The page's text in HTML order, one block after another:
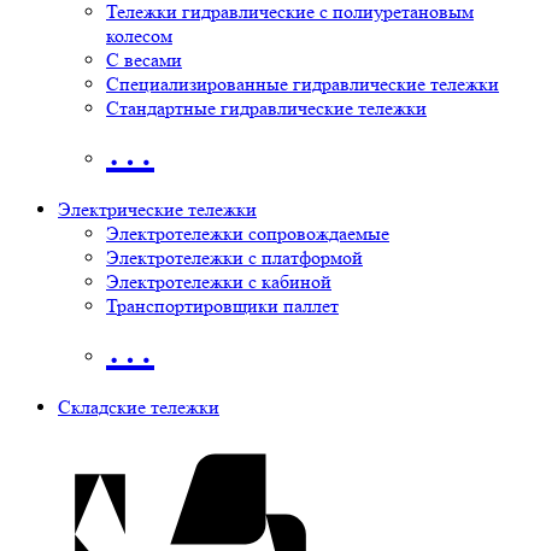
Тележки гидравлические с полиуретановым
колесом
С весами
Специализированные гидравлические тележки
Стандартные гидравлические тележки
…
Электрические тележки
Электротележки сопровождаемые
Электротележки с платформой
Электротележки с кабиной
Транспортировщики паллет
…
Складские тележки